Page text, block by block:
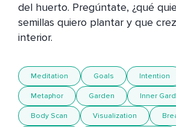
del huerto. Pregúntate, ¿qué
semillas quiero plantar y que
interior.
Meditation Goals Intention
Metaphor Garden Inner
Body Scan Visualization